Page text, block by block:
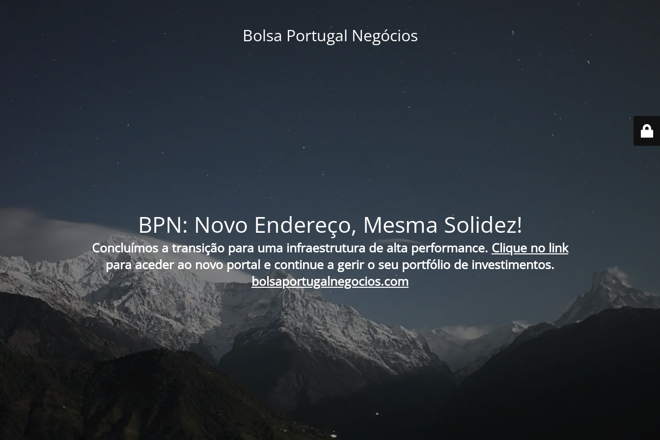
Bolsa Portugal Negócios
BPN: Novo Endereço, Mesma Solidez!
Concluímos a transição para uma infraestrutura de alta performance. Clique no link
para aceder ao novo portal e continue a gerir o seu portfólio de investimentos.
bolsaportugalnegocios.com